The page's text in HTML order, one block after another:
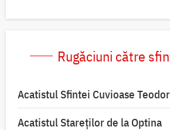
Rugăciuni către
Acatistul Sfintei Cuvioase
Acatistul Stareţilor de la Optina